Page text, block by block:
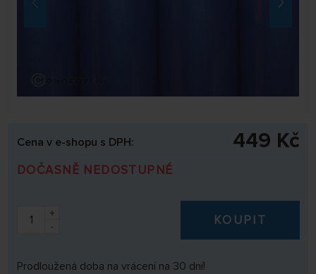
Cena v e-shopu s DPH: 449 Kč
DOČASNĚ NEDOSTUPNÉ
+
-
KOUPIT
Prodloužená doba na vrácení na 30 dní!